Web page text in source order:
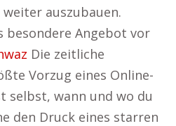
auszubauen.
besondere Angebot vor
Die zeitliche
Vorzug eines Online-
selbst, wann und wo du
den Druck eines starren